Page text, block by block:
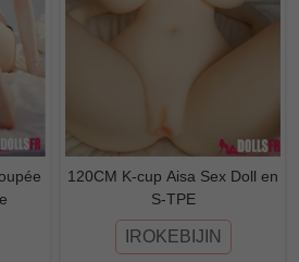
120CM K-cup Aisa Sex Doll en
S-TPE
IROKEBIJIN